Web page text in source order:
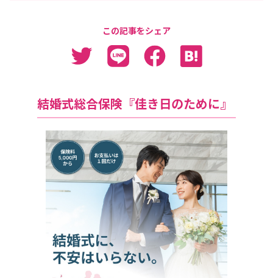
この記事をシェア
結婚式総合保険『佳き日のために』